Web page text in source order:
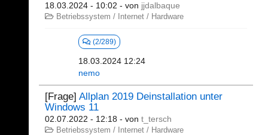
18.03.2024 - 10:02 - von jjdalbaque
Betriebssystem / Internet / Hardware
(2/289)
18.03.2024 12:24
nemo
[Frage] Allplan 2019 Deinstallation unter
Windows 11
02.07.2022 - 12:18 - von t_tersch
Betriebssystem / Internet / Hardware